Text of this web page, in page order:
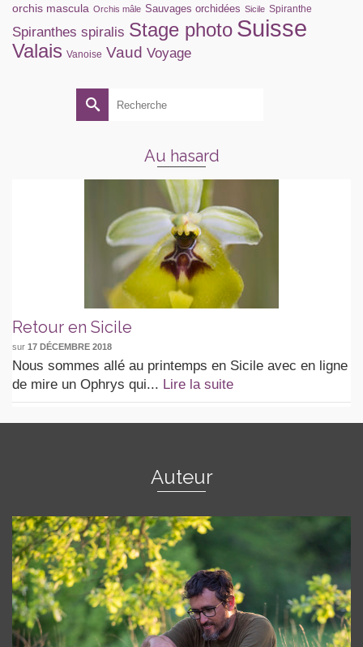
orchis mascula Orchis mâle Sauvages orchidées Sicile Spiranthe
Spiranthes spiralis Stage photo Suisse
Valais Vanoise Vaud Voyage
Rechercher :
Au hasard
Retour en Sicile
sur 17 DÉCEMBRE 2018
Nous sommes allé au printemps en Sicile avec en ligne
de mire un Ophrys qui... Lire la suite
Auteur